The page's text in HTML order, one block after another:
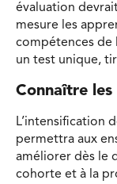
évaluation
mesure les
compétences de
un test unique,
Connaître les
L’intensification
permettra aux
améliorer dès le
cohorte et à la